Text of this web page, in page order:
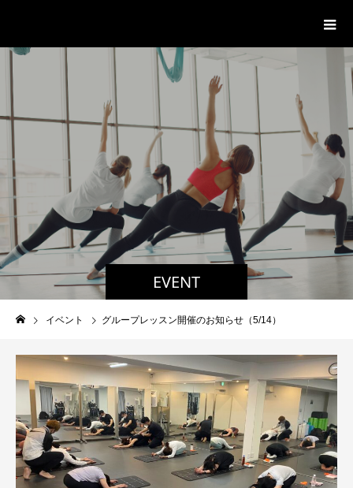
EVENT
イベント グループレッスン開催のお知らせ（5/14）